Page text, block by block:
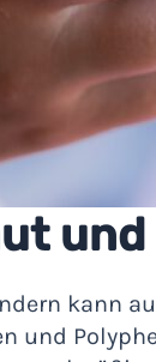
und
kann
und